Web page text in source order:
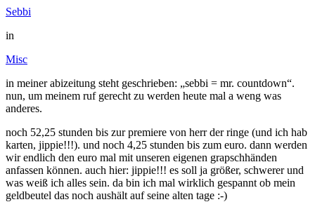
Sebbi
in
Misc
in meiner abizeitung steht geschrieben: „sebbi = mr. countdown“.
nun, um meinem ruf gerecht zu werden heute mal a weng was
anderes.
noch 52,25 stunden bis zur premiere von herr der ringe (und ich hab
karten, jippie!!!). und noch 4,25 stunden bis zum euro. dann werden
wir endlich den euro mal mit unseren eigenen grapschhänden
anfassen können. auch hier: jippie!!! es soll ja größer, schwerer und
was weiß ich alles sein. da bin ich mal wirklich gespannt ob mein
geldbeutel das noch aushält auf seine alten tage :-)